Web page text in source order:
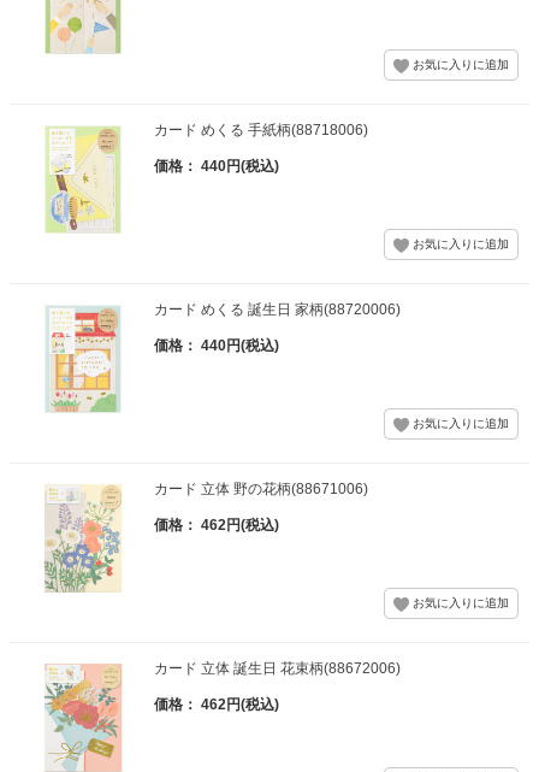
カード めくる 手紙柄(88718006)
価格： 440円(税込)
カード めくる 誕生日 家柄(88720006)
価格： 440円(税込)
カード 立体 野の花柄(88671006)
価格： 462円(税込)
カード 立体 誕生日 花束柄(88672006)
価格： 462円(税込)